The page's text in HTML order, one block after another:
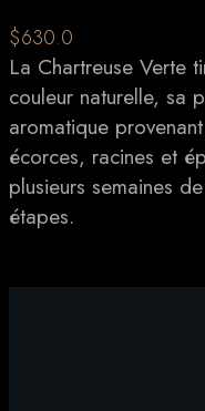
$630.0
La Chartreuse Verte
couleur naturelle, sa
aromatique
écorces, racines et
plusieurs semaines
étapes.